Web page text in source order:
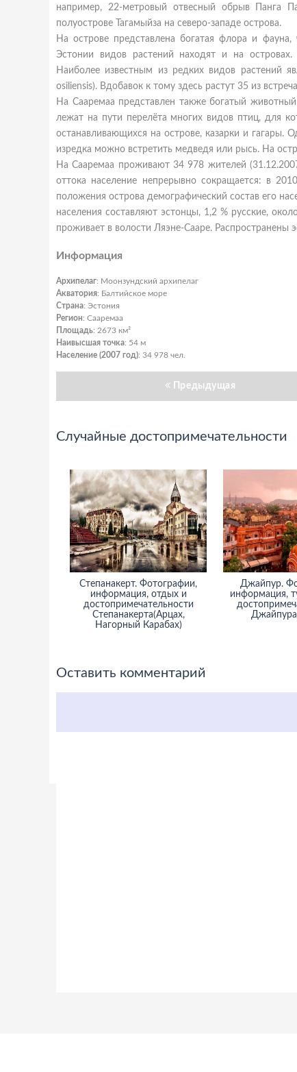
например, 22-метровый отвесный обрыв Панга
полуострове Тагамыйза на северо-западе острова.
На острове представлена богатая флора и
Эстонии видов растений находят и на
Наиболее известным из редких видов растений
osiliensis). Вдобавок к тому здесь растут 35 из
На Сааремаа представлен также богатый
лежат на пути перелёта многих видов птиц, для
останавливающихся на острове, казарки и
изредка можно встретить медведя или рысь. На
На Сааремаа проживают 34 978 жителей
оттока население непрерывно сокращается: в
положения острова демографический состав его
населения составляют эстонцы, 1,2 % русские,
проживает в волости Ляэне-Сааре. Распространены
Информация
Архипелаг: Моонзундский архипелаг
Акватория: Балтийское море
Страна: Эстония
Регион: Сааремаа
Площадь: 2673 км²
Наивысшая точка: 54 м
Население (2007 год): 34 978 чел.
Предыдущая
Случайные достопримечательности
Степанакерт. Фотографии,
информация, отдых и
достопримечательности
Степанакерта(Арцах,
Нагорный Карабах)
Джайпур.
информация,
Оставить комментарий